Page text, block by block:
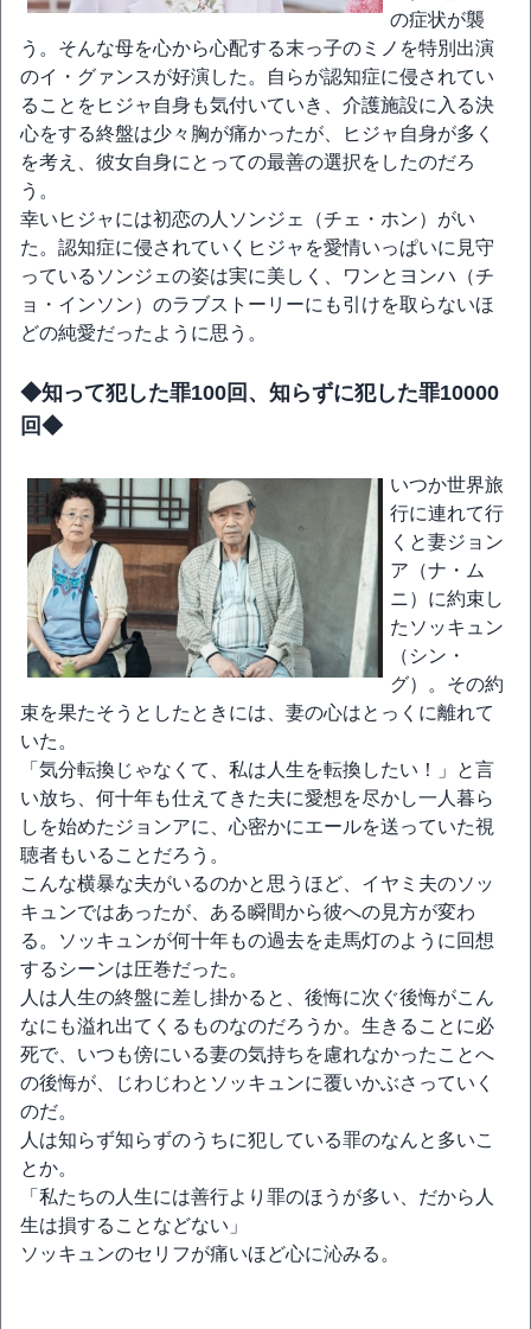
の症状が襲
う。そんな母を心から心配する末っ子のミノを特別出演
のイ・グァンスが好演した。自らが認知症に侵されてい
ることをヒジャ自身も気付いていき、介護施設に入る決
心をする終盤は少々胸が痛かったが、ヒジャ自身が多く
を考え、彼女自身にとっての最善の選択をしたのだろ
う。
幸いヒジャには初恋の人ソンジェ（チェ・ホン）がい
た。認知症に侵されていくヒジャを愛情いっぱいに見守
っているソンジェの姿は実に美しく、ワンとヨンハ（チ
ョ・インソン）のラブストーリーにも引けを取らないほ
どの純愛だったように思う。
◆知って犯した罪100回、知らずに犯した罪10000
回◆
いつか世界旅
行に連れて行
くと妻ジョン
ア（ナ・ム
ニ）に約束し
たソッキュン
（シン・
グ）。その約
束を果たそうとしたときには、妻の心はとっくに離れて
いた。
「気分転換じゃなくて、私は人生を転換したい！」と言
い放ち、何十年も仕えてきた夫に愛想を尽かし一人暮ら
しを始めたジョンアに、心密かにエールを送っていた視
聴者もいることだろう。
こんな横暴な夫がいるのかと思うほど、イヤミ夫のソッ
キュンではあったが、ある瞬間から彼への見方が変わ
る。ソッキュンが何十年もの過去を走馬灯のように回想
するシーンは圧巻だった。
人は人生の終盤に差し掛かると、後悔に次ぐ後悔がこん
なにも溢れ出てくるものなのだろうか。生きることに必
死で、いつも傍にいる妻の気持ちを慮れなかったことへ
の後悔が、じわじわとソッキュンに覆いかぶさっていく
のだ。
人は知らず知らずのうちに犯している罪のなんと多いこ
とか。
「私たちの人生には善行より罪のほうが多い、だから人
生は損することなどない」
ソッキュンのセリフが痛いほど心に沁みる。